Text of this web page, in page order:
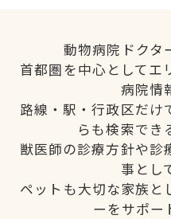
動物病院ドクタ
首都圏を中心としてエ
病院情
路線・駅・行政区だけ
らも検索でき
獣医師の診療方針や診
事とし
ペットも大切な家族と
ーをサポー